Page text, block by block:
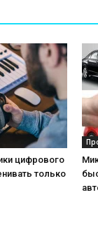
цифрового
только